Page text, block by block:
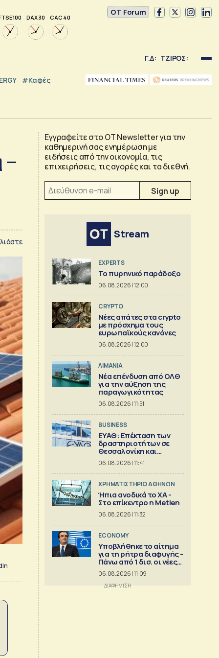
100 DAX 30 CAC 40
OT Forum
Γ.Δ: ΤΖΙΡΟΣ:
#καφές
–
Εγγραφείτε στο OT Newsletter για την
καθημερινή σας ενημέρωση με
ειδήσεις από την οικονομία, τις
επιχειρήσεις, τις αγορές και τα διεθνή.
Stream
EXPERTS
Το πυρηνικό παράδοξο
06.08.2026 | 12:00
CRYPTO
Νέες απάτες στα crypto
με πρόσχημα τους
ευρωπαϊκούς κανόνες
06.08.2026 | 12:00
ΛΙΜΑΝΙΑ
Νέα επένδυση από ΟΛΘ
για την αύξηση της
παραγωγικότητας
06.08.2026 | 11:51
BUSINESS
ΕΥΑΘ: Επέκταση των
δραστηριοτήτων σε
Θεσσαλονίκη και
Χαλκιδική
06.08.2026 | 11:41
XΡΗΜΑΤΙΣΤΗΡΙΟ ΑΘΗΝΩΝ
Ήπια ανοδικά το ΧΑ -
Στο επίκεντρο η Metlen
06.08.2026 | 11:32
ECONOMY
Υποβλήθηκε το αίτημα
για τη ρήτρα διαφυγής -
Πάνω από 1 δισ. οι νέες
επενδύσεις
06.08.2026 | 11:09